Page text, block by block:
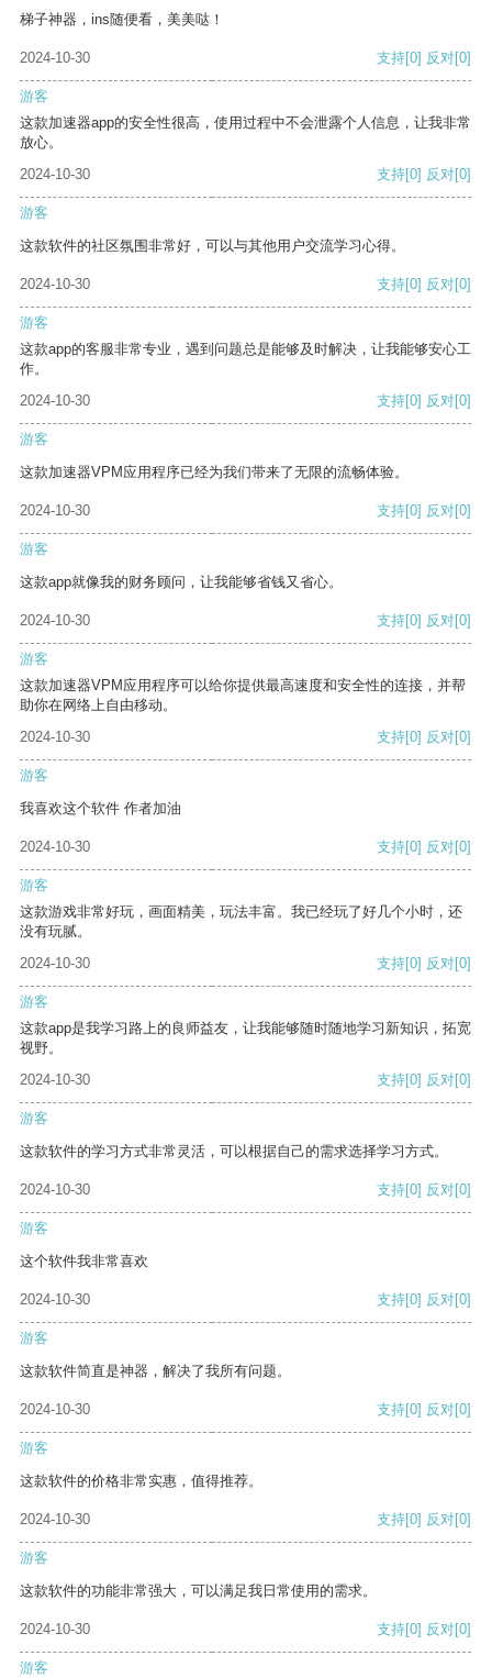
梯子神器，ins随便看，美美哒！
2024-10-30 支持[0] 反对[0]
游客
这款加速器app的安全性很高，使用过程中不会泄露个人信息，让我非常
放心。
2024-10-30
支持[0] 反对[0]
游客
这款软件的社区氛围非常好，可以与其他用户交流学习心得。
2024-10-30 支持[0] 反对[0]
游客
这款app的客服非常专业，遇到问题总是能够及时解决，让我能够安心工
作。
2024-10-30
支持[0] 反对[0]
游客
这款加速器VPM应用程序已经为我们带来了无限的流畅体验。
2024-10-30 支持[0] 反对[0]
游客
这款app就像我的财务顾问，让我能够省钱又省心。
2024-10-30 支持[0] 反对[0]
游客
这款加速器VPM应用程序可以给你提供最高速度和安全性的连接，并帮
助你在网络上自由移动。
2024-10-30
支持[0] 反对[0]
游客
我喜欢这个软件 作者加油
2024-10-30 支持[0] 反对[0]
游客
这款游戏非常好玩，画面精美，玩法丰富。我已经玩了好几个小时，还
没有玩腻。
2024-10-30
支持[0] 反对[0]
游客
这款app是我学习路上的良师益友，让我能够随时随地学习新知识，拓宽
视野。
2024-10-30
支持[0] 反对[0]
游客
这款软件的学习方式非常灵活，可以根据自己的需求选择学习方式。
2024-10-30 支持[0] 反对[0]
游客
这个软件我非常喜欢
2024-10-30 支持[0] 反对[0]
游客
这款软件简直是神器，解决了我所有问题。
2024-10-30 支持[0] 反对[0]
游客
这款软件的价格非常实惠，值得推荐。
2024-10-30 支持[0] 反对[0]
游客
这款软件的功能非常强大，可以满足我日常使用的需求。
2024-10-30 支持[0] 反对[0]
游客